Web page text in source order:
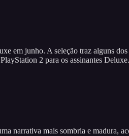
em junho. A seleção traz alguns
2 para os assinantes Deluxe.
narrativa mais sombria e madura,